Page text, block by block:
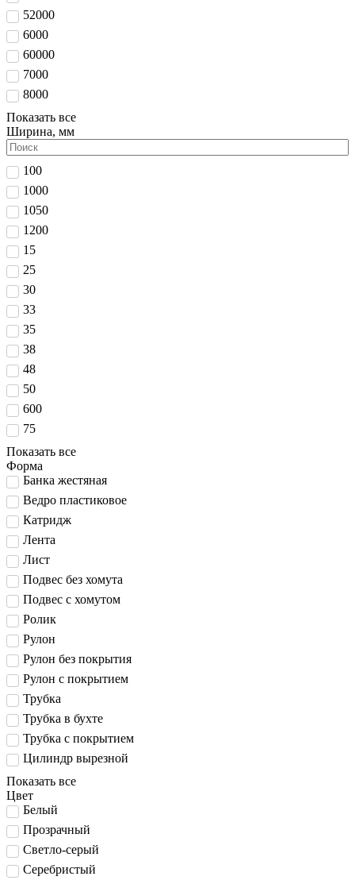
52000
6000
60000
7000
8000
Показать все
Ширина, мм
100
1000
1050
1200
15
25
30
33
35
38
48
50
600
75
Показать все
Форма
Банка жестяная
Ведро пластиковое
Катридж
Лента
Лист
Подвес без хомута
Подвес с хомутом
Ролик
Рулон
Рулон без покрытия
Рулон с покрытием
Трубка
Трубка в бухте
Трубка с покрытием
Цилиндр вырезной
Показать все
Цвет
Белый
Прозрачный
Светло-серый
Серебристый